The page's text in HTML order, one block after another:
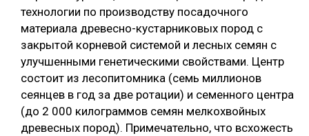
технологии по производству посадочного
материала древесно-кустарниковых пород с
закрытой корневой системой и лесных семян с
улучшенными генетическими свойствами. Центр
состоит из лесопитомника (семь миллионов
сеянцев в год за две ротации) и семенного центра
(до 2 000 килограммов семян мелкохвойных
древесных пород). Примечательно, что всхожесть